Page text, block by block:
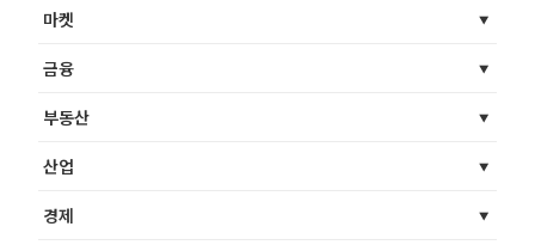
마켓
금융
부동산
산업
경제